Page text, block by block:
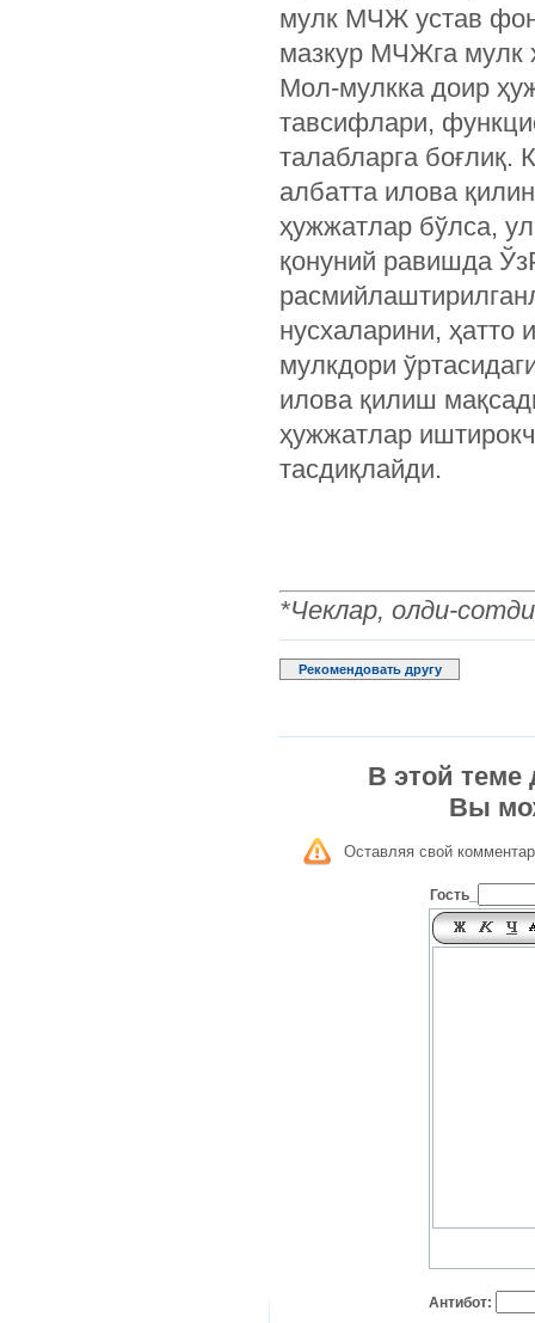
мулк МЧЖ устав
мазкур МЧЖга мулк
Мол-мулкка доир
тавсифлари,
талабларга боғлиқ.
албатта илова
ҳужжатлар бўлса,
қонуний равишда
нусхаларини,
мулкдори
илова қилиш
ҳужжатлар
тасдиқлайди.
*Чеклар, олди-
Рекомендовать другу
В этой теме
Вы
Оставляя свой
Гость_
Антибот: